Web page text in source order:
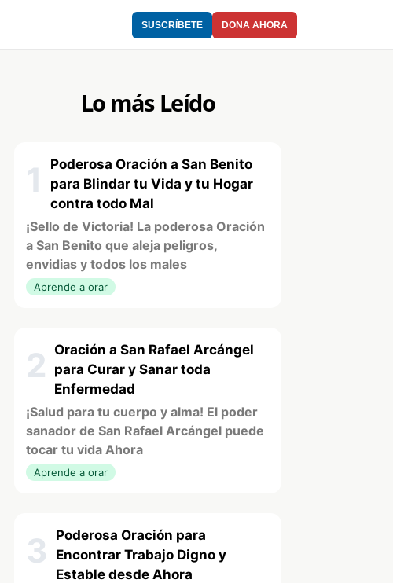
SUSCRÍBETE DONA AHORA
Lo más Leído
1
Poderosa Oración a San Benito
para Blindar tu Vida y tu Hogar
contra todo Mal
¡Sello de Victoria! La poderosa Oración
a San Benito que aleja peligros,
envidias y todos los males
Aprende a orar
2 Oración a San Rafael Arcángel
para Curar y Sanar toda
Enfermedad
¡Salud para tu cuerpo y alma! El poder
sanador de San Rafael Arcángel puede
tocar tu vida Ahora
Aprende a orar
3
Poderosa Oración para
Encontrar Trabajo Digno y
Estable desde Ahora